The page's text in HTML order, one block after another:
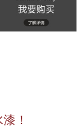
！